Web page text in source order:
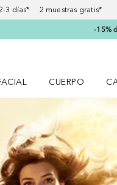
3 días* 2 muestras gratis*
-15%
CUERPO